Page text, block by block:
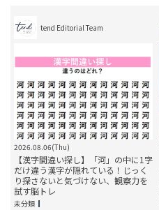
tend Editorial Team
2026.08.06(Thu)
【漢字間違い探し】「河」の中に1字
だけ違う漢字が隠れている！じっく
り探さないと気づけない、観察力を
試す脳トレ
未分類